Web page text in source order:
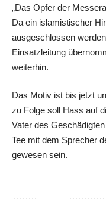
„Das Opfer der
Da ein islamistischer
ausgeschlossen
Einsatzleitung
weiterhin.
Das Motiv ist bis jetzt
zu Folge soll Hass auf
Vater des
Tee mit dem Sprecher
gewesen sein.